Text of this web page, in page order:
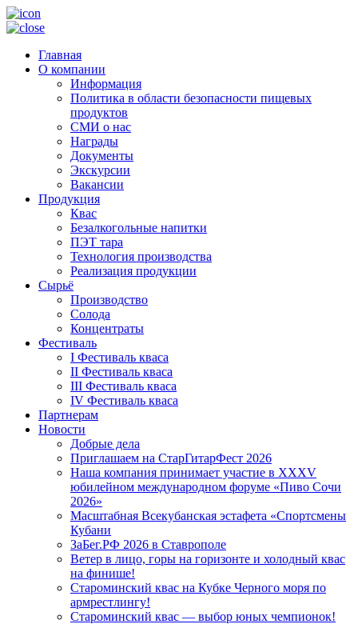
Главная
О компании
Информация
Политика в области безопасности пищевых
продуктов
СМИ о нас
Награды
Документы
Экскурсии
Вакансии
Продукция
Квас
Безалкогольные напитки
ПЭТ тара
Технология производства
Реализация продукции
Сырьё
Производство
Солода
Концентраты
Фестиваль
I Фестиваль кваса
II Фестиваль кваса
III Фестиваль кваса
IV Фестиваль кваса
Партнерам
Новости
Добрые дела
Приглашаем на СтарГитарФест 2026
Наша компания принимает участие в XXXV
юбилейном международном форуме «Пиво Сочи
2026»
Масштабная Всекубанская эстафета «Спортсмены
Кубани
ЗаБег.РФ 2026 в Ставрополе
Ветер в лицо, горы на горизонте и холодный квас
на финише!
Староминский квас на Кубке Черного моря по
армрестлингу!
Староминский квас — выбор юных чемпионок!